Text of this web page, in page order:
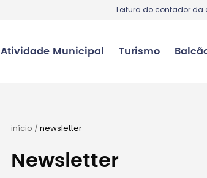
Leitura do contador da
Atividade Municipal Turismo
início /newsletter
Newsletter